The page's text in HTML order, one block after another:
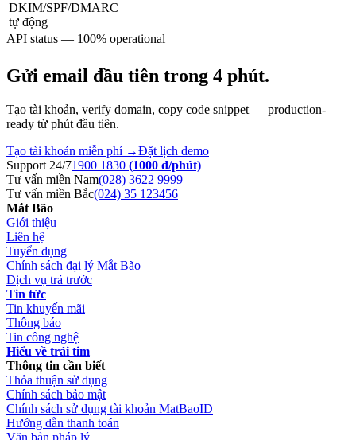
DKIM/SPF/DMARC
tự động
API status — 100% operational
Gửi email đầu tiên trong 4 phút.
Tạo tài khoản, verify domain, copy code snippet — production-
ready từ phút đầu tiên.
Tạo tài khoản miễn phí →Đặt lịch demo
Support 24/71900 1830 (1000 đ/phút)
Tư vấn miền Nam(028) 3622 9999
Tư vấn miền Bắc(024) 35 123456
Mắt Bão
Giới thiệu
Liên hệ
Tuyển dụng
Chính sách đại lý Mắt Bão
Dịch vụ trả trước
Tin tức
Tin khuyến mãi
Thông báo
Tin công nghệ
Hiểu về trái tim
Thông tin cần biết
Thỏa thuận sử dụng
Chính sách bảo mật
Chính sách sử dụng tài khoản MatBaoID
Hướng dẫn thanh toán